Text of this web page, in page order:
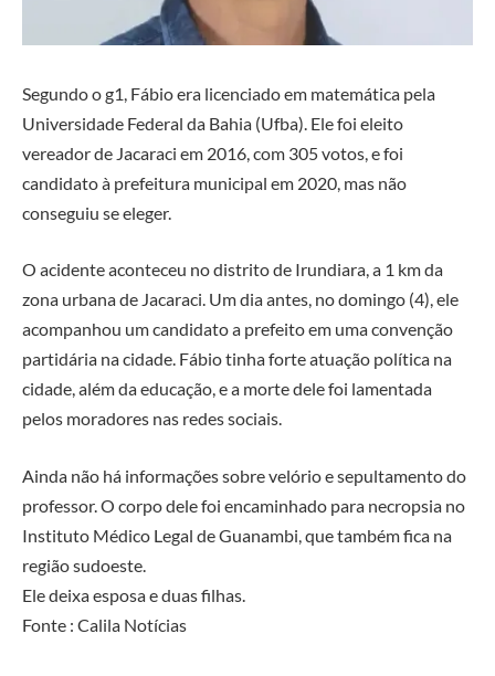
Segundo o g1, Fábio era licenciado em matemática pela
Universidade Federal da Bahia (Ufba). Ele foi eleito
vereador de Jacaraci em 2016, com 305 votos, e foi
candidato à prefeitura municipal em 2020, mas não
conseguiu se eleger.
O acidente aconteceu no distrito de Irundiara, a 1 km da
zona urbana de Jacaraci. Um dia antes, no domingo (4), ele
acompanhou um candidato a prefeito em uma convenção
partidária na cidade. Fábio tinha forte atuação política na
cidade, além da educação, e a morte dele foi lamentada
pelos moradores nas redes sociais.
Ainda não há informações sobre velório e sepultamento do
professor. O corpo dele foi encaminhado para necropsia no
Instituto Médico Legal de Guanambi, que também fica na
região sudoeste.
Ele deixa esposa e duas filhas.
Fonte : Calila Notícias